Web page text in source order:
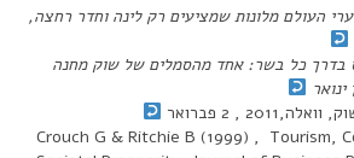
העולם מלונות שמציעים רק לינה וחדר רחצה,
בדרך כל בשר: אחד מהסמלים של שוק מחנה
, 2 פברואר
Crouch G & Ritchie B (1999) , Tourism,